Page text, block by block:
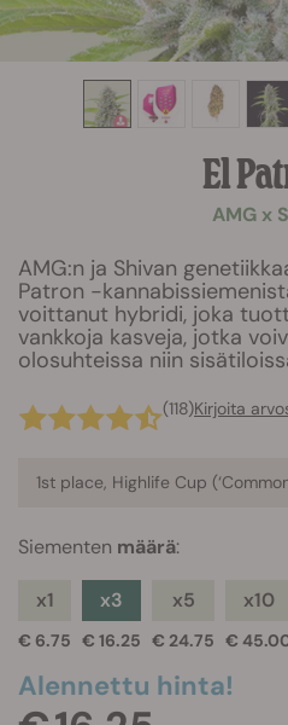
El
AMG x
AMG:n ja Shivan
Patron -
voittanut hybridi, joka
vankkoja kasveja, jotka
olosuhteissa niin
(118)Kirjoita
1st place, Highlife Cup (‘
Siementen määrä:
x1
€ 6.75
x3
€ 16.25
x5
€ 24.75
x10
€
Alennettu hinta!